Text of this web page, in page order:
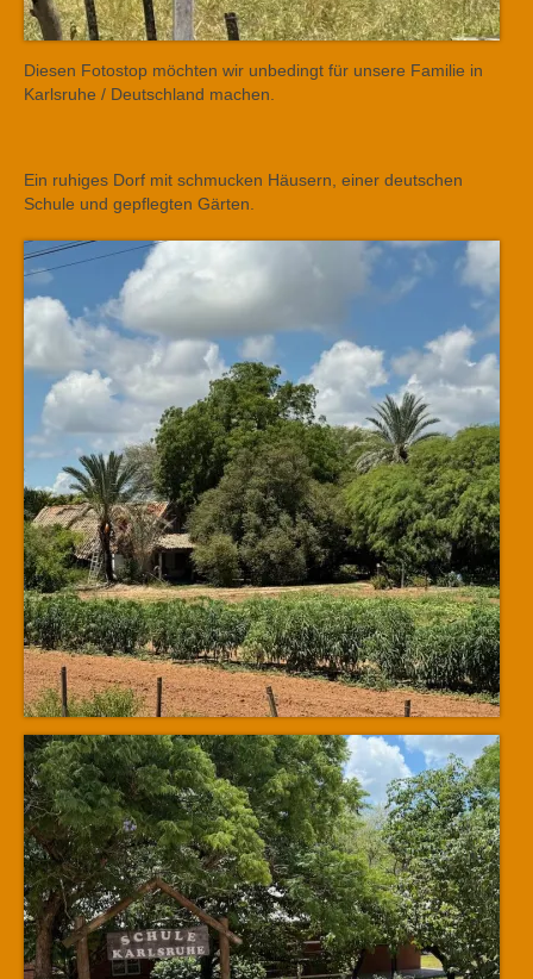
Diesen Fotostop möchten wir unbedingt für unsere Familie in
Karlsruhe / Deutschland machen.
Ein ruhiges Dorf mit schmucken Häusern, einer deutschen
Schule und gepflegten Gärten.